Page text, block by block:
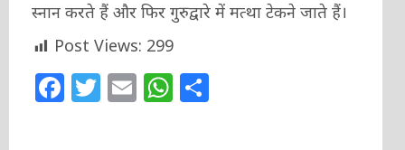
स्नान करते हैं और फिर गुरुद्वारे में मत्था टेकने जाते हैं।
Post Views: 299
Facebook
Twitter
EmailWhatsApp